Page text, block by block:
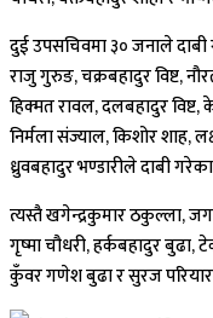
दुई उपसचिवमा ३० जनाले
राजु गुरुङ, चक्रबहादुर विष्ट,
हिक्मत रावल, दलबहादुर विष्ट,
निर्मला संज्याल, किशोर शाह,
ध्रुवबहादुर भण्डारीले दाबी
त्यस्तै खगेन्द्रकुमार ठकुल्ला,
गृष्मा चौधरी, हर्कबहादुर बुढा,
कुँवर गणेश बुढा र सुरज